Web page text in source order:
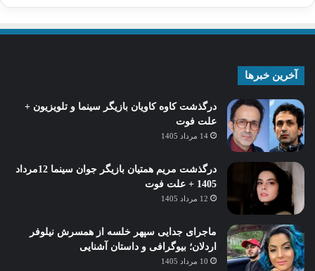
آخرین خبرها
درگذشت کاوه کاویان بازیگر سینما و تلویزیون +
علت فوت
14 مرداد 1405
درگذشت مریم همتیان بازیگر جوان سینما 12مرداد
1405 + علت فوت
12 مرداد 1405
ماجرای جدایی سپهر خلسه از همسرش نیلوفر
اردلان؛ بیوگرافی و داستان آشنایی
10 مرداد 1405